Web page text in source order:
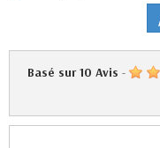
Basé sur10 Avis -